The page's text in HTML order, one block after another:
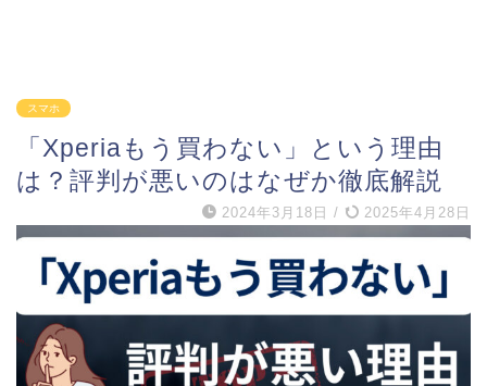
スマホ
「Xperiaもう買わない」という理由
は？評判が悪いのはなぜか徹底解説
2024年3月18日 / 2025年4月28日